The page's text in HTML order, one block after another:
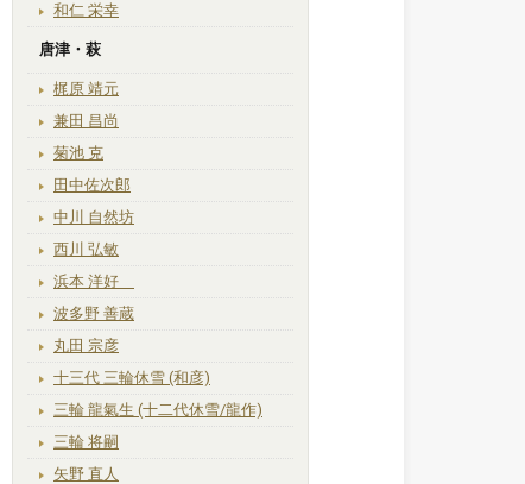
和仁 栄幸
唐津・萩
梶原 靖元
兼田 昌尚
菊池 克
田中佐次郎
中川 自然坊
西川 弘敏
浜本 洋好
波多野 善蔵
丸田 宗彦
十三代 三輪休雪 (和彦)
三輪 龍氣生 (十二代休雪/龍作)
三輪 将嗣
矢野 直人